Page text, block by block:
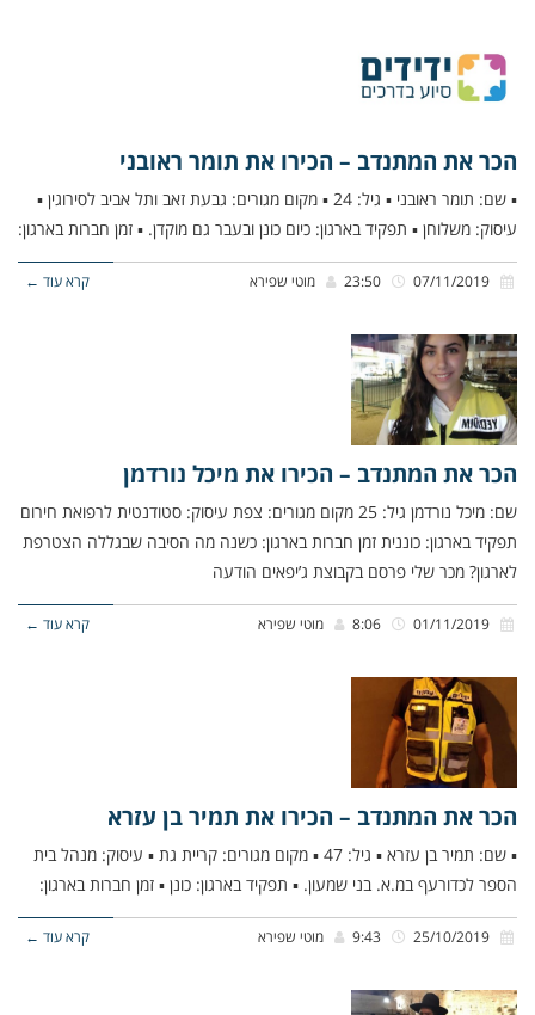
הכר את המתנדב – הכירו את תומר ראובני
▪ שם: תומר ראובני ▪ גיל: 24 ▪ מקום מגורים: גבעת זאב ותל אביב לסירוגין ▪
עיסוק: משלוחן ▪ תפקיד בארגון: כיום כונן ובעבר גם מוקדן. ▪ זמן חברות בארגון:
מוטי שפירא קרא עוד ←
הכר את המתנדב – הכירו את מיכל נורדמן
שם: מיכל נורדמן גיל: 25 מקום מגורים: צפת עיסוק: סטודנטית לרפואת חירום
תפקיד בארגון: כוננית זמן חברות בארגון: כשנה מה הסיבה שבגללה הצטרפת
לארגון? מכר שלי פרסם בקבוצת ג’יפאים הודעה
מוטי שפירא קרא עוד ←
הכר את המתנדב – הכירו את תמיר בן עזרא
▪ שם: תמיר בן עזרא ▪ גיל: 47 ▪ מקום מגורים: קריית גת ▪ עיסוק: מנהל בית
הספר לכדורעף במ.א. בני שמעון. ▪ תפקיד בארגון: כונן ▪ זמן חברות בארגון:
מוטי שפירא קרא עוד ←